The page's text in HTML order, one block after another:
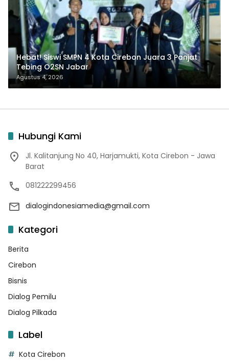
Hebat! Siswi SMPN 4 Kota Cirebon Juara 3 Panjat
Tebing O2SN Jabar
Agustus 4, 2026
Hubungi Kami
Jl. Kalitanjung No 40, Harjamukti, Kota Cirebon - Jawa
Barat
081222299456
dialogindonesiamedia@gmail.com
Kategori
Berita
Cirebon
Bisnis
Dialog Pemilu
Dialog Pilkada
Label
Kota Cirebon